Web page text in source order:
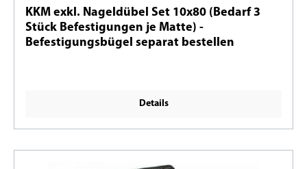
KKM exkl. Nageldübel Set 10x80 (Bedarf 3
Stück Befestigungen je Matte) -
Befestigungsbügel separat bestellen
Details